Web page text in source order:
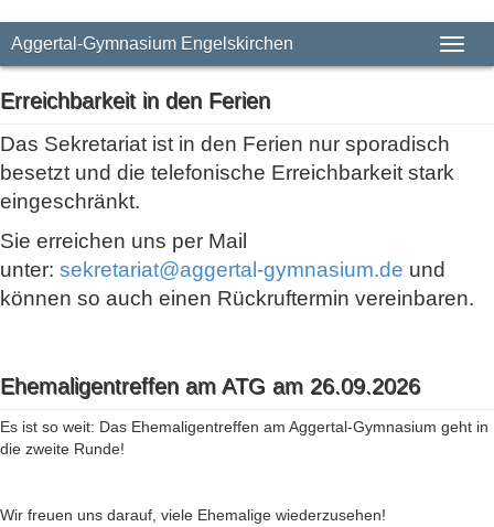
Aggertal-Gymnasium Engelskirchen
Erreichbarkeit in den Ferien
Das Sekretariat ist in den Ferien nur sporadisch
besetzt und die telefonische Erreichbarkeit stark
eingeschränkt.
Sie erreichen uns per Mail
unter: sekretariat@aggertal-gymnasium.de und
können so auch einen Rückruftermin vereinbaren.
Ehemaligentreffen am ATG am 26.09.2026
Es ist so weit: Das Ehemaligentreffen am Aggertal-Gymnasium geht in
die zweite Runde!
Wir freuen uns darauf, viele Ehemalige wiederzusehen!